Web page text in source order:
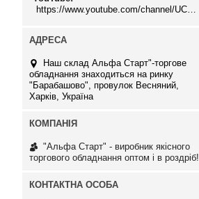
Наш склад Альфа Старт"-торгове
обладнання знаходиться на ринку
"Барабашово", провулок Весняний,
Харків, Україна
"Альфа Старт" - виробник якісного
торгового обладнання оптом і в роздріб!